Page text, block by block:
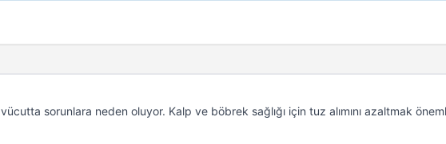
sorunlara neden oluyor. Kalp ve böbrek sağlığı için tuz alımını azaltmak